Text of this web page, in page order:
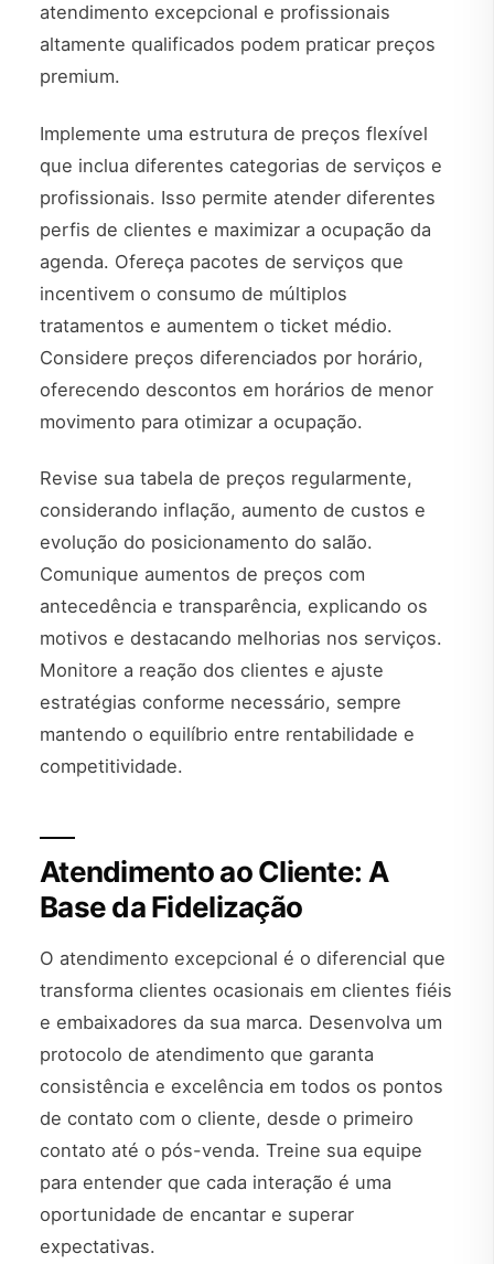
atendimento excepcional e profissionais
altamente qualificados podem praticar preços
premium.
Implemente uma estrutura de preços flexível
que inclua diferentes categorias de serviços e
profissionais. Isso permite atender diferentes
perfis de clientes e maximizar a ocupação da
agenda. Ofereça pacotes de serviços que
incentivem o consumo de múltiplos
tratamentos e aumentem o ticket médio.
Considere preços diferenciados por horário,
oferecendo descontos em horários de menor
movimento para otimizar a ocupação.
Revise sua tabela de preços regularmente,
considerando inflação, aumento de custos e
evolução do posicionamento do salão.
Comunique aumentos de preços com
antecedência e transparência, explicando os
motivos e destacando melhorias nos serviços.
Monitore a reação dos clientes e ajuste
estratégias conforme necessário, sempre
mantendo o equilíbrio entre rentabilidade e
competitividade.
Atendimento ao Cliente: A
Base da Fidelização
O atendimento excepcional é o diferencial que
transforma clientes ocasionais em clientes fiéis
e embaixadores da sua marca. Desenvolva um
protocolo de atendimento que garanta
consistência e excelência em todos os pontos
de contato com o cliente, desde o primeiro
contato até o pós-venda. Treine sua equipe
para entender que cada interação é uma
oportunidade de encantar e superar
expectativas.